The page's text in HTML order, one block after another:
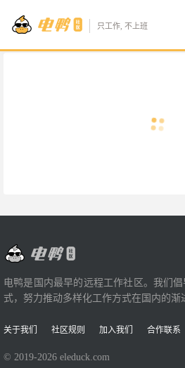
只工作, 不上班
电鸭是国内最早的远程工作社区。我们
式，努力推动多样化工作方式在国内的渐
关于我们 社区规则 加入我们 合作联系
© 2019-2026 eleduck.com